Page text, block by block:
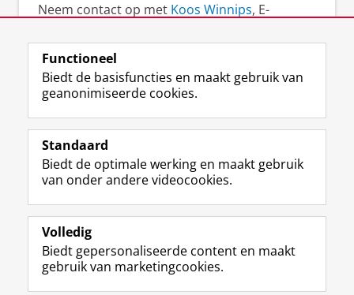
Neem contact op met Koos Winnips, E-
(ESI/CIT).
Volg de RUG
F
a
e
b
o
p
a
L
i
k
e
I
-
p
R
S
-
f
e
R
I
n
t
r
m
Y
o
T
e
k
Studiekiezers
Alumni
Over ons
Functioneel
Biedt de basisfuncties en maakt gebruik van
geanonimiseerde cookies.
Standaard
Biedt de optimale werking en maakt gebruik
van onder andere videocookies.
Volledig
Biedt gepersonaliseerde content en maakt
gebruik van marketingcookies.